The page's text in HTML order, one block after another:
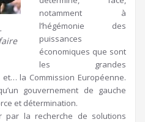
notamment à
l’hégémonie des
puissances
économiques que sont
les grandes
la Commission Européenne.
gouvernement de gauche
et détermination.
par la recherche de solutions